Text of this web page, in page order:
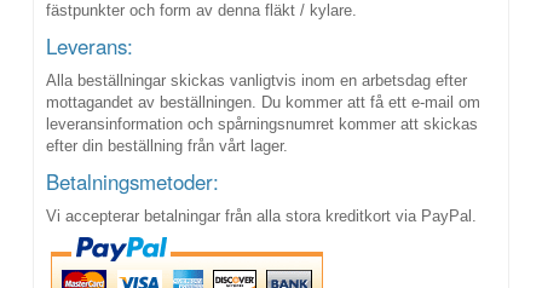
fästpunkter och form av denna fläkt / kylare.
Leverans:
Alla beställningar skickas vanligtvis inom en arbetsdag efter
mottagandet av beställningen. Du kommer att få ett e-mail om
leveransinformation och spårningsnumret kommer att skickas
efter din beställning från vårt lager.
Betalningsmetoder:
Vi accepterar betalningar från alla stora kreditkort via PayPal.